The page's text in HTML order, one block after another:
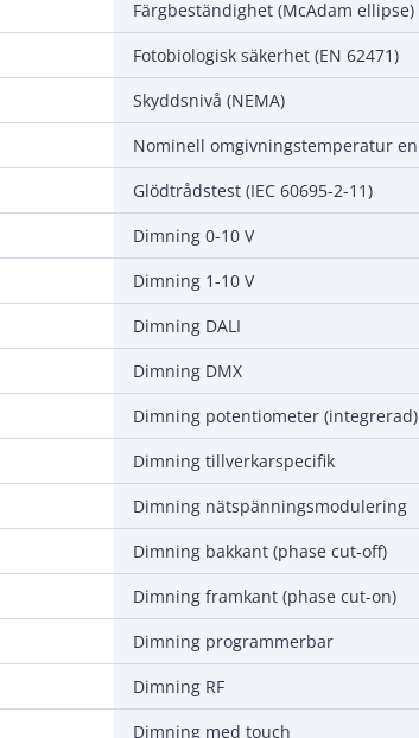
Färgbeständighet (McAdam ellipse)
Fotobiologisk säkerhet (EN 62471)
Skyddsnivå (NEMA)
Glödtrådstest (IEC 60695-2-11)
Dimning 0-10 V
Dimning 1-10 V
Dimning DALI
Dimning DMX
Dimning potentiometer (integrerad)
Dimning tillverkarspecifik
Dimning nätspänningsmodulering
Dimning bakkant (phase cut-off)
Dimning framkant (phase cut-on)
Dimning programmerbar
Dimning RF
Dimning med touch